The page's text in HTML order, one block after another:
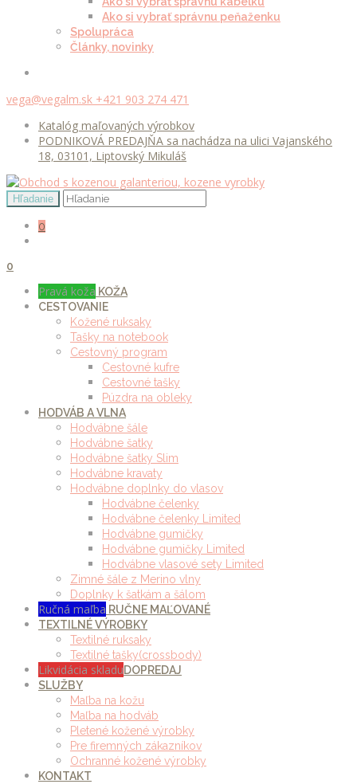
Ako si vybrať správnu peňaženku
Spolupráca
Články, novinky
vega@vegalm.sk +421 903 274 471
Katalóg maľovaných výrobkov
PODNIKOVÁ PREDAJŇA sa nachádza na ulici Vajanského
18, 03101, Liptovský Mikuláš
0
0
Pravá koža KOŽA
CESTOVANIE
Kožené ruksaky
Tašky na notebook
Cestovný program
Cestovné kufre
Cestovné tašky
Púzdra na obleky
HODVÁB A VLNA
Hodvábne šále
Hodvábne šatky
Hodvábne šatky Slim
Hodvábne kravaty
Hodvábne doplnky do vlasov
Hodvábne čelenky
Hodvábne čelenky Limited
Hodvábne gumičky
Hodvábne gumičky Limited
Hodvábne vlasové sety Limited
Zimné šále z Merino vlny
Doplnky k šatkám a šálom
Ručná maľba RUČNE MAĽOVANÉ
TEXTILNÉ VÝROBKY
Textilné ruksaky
Textilné tašky(crossbody)
Likvidácia skladuDOPREDAJ
SLUŽBY
Maľba na kožu
Maľba na hodváb
Pletené kožené výrobky
Pre firemných zákazníkov
Ochranné kožené výrobky
KONTAKT